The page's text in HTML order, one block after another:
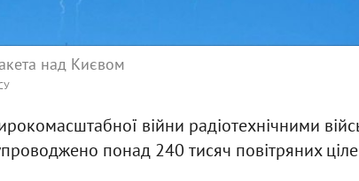
над Києвом
війни радіотехнічними
понад 240 тисяч повітряних